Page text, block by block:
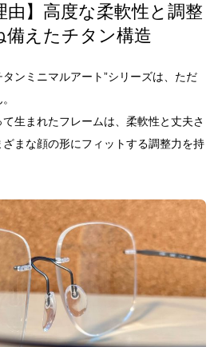
由】高度な柔軟性と調整
備えたチタン構造
ンミニマルアート”シリーズは、ただ
生まれたフレームは、柔軟性と丈夫さ
まな顔の形にフィットする調整力を持